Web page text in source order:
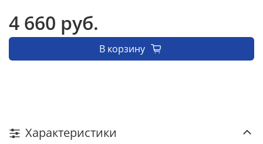
4 660 руб.
В корзину
Характеристики